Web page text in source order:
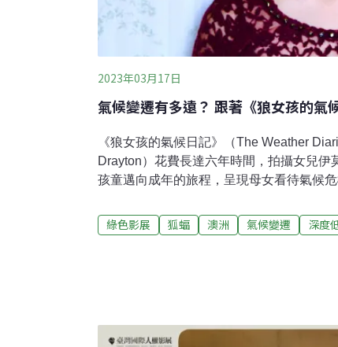
2023年03月17日
氣候變遷有多遠？ 跟著《狼女孩的氣
《狼女孩的氣候日記》（The Weather
Drayton）花費長達六年時間，拍攝女兒伊
孩童邁向成年的旅程，呈現母女看待氣候
吉他的方式演奏小提琴，跳脫框架，與學
量播放次數和樂評迴響，讓他卸下學校壓
時常扮演守護森林的魔法公主，喜歡在鄉
綠色影展 狐蝠 澳洲 氣候變遷 深度